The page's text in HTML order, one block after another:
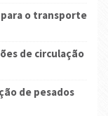
para o transporte
de circulação
de pesados